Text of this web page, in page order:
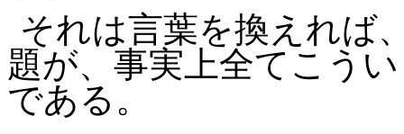
それは言葉を換えれば
題が、事実上全てこう
である。